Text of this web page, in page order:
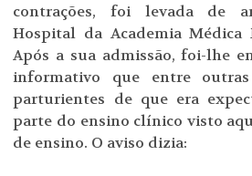
contrações, foi levada de
Hospital da Academia
Após a sua admissão, foi-lhe
informativo que entre outras
parturientes de que era
parte do ensino clínico visto
de ensino. O aviso dizia: